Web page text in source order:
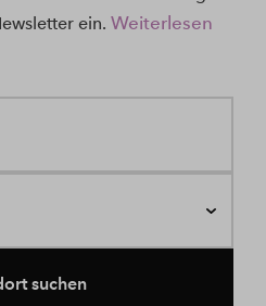
ein. Weiterlesen
suchen